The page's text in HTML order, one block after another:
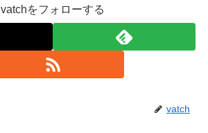
vatchをフォローする
vatch